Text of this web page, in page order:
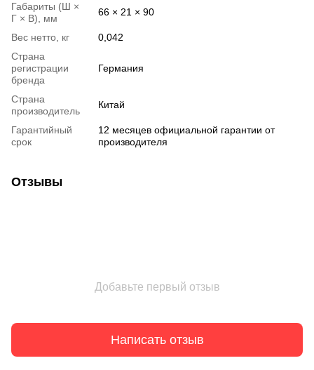
Габариты (Ш ×
Г × В), мм
66 × 21 × 90
Вес нетто, кг
0,042
Страна
регистрации
бренда
Германия
Страна
производитель
Китай
Гарантийный
срок
12 месяцев официальной гарантии от
производителя
Отзывы
Добавьте первый отзыв
Написать отзыв